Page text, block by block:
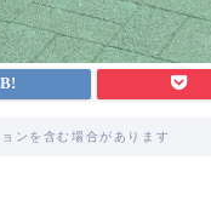
ンを含む場合があります